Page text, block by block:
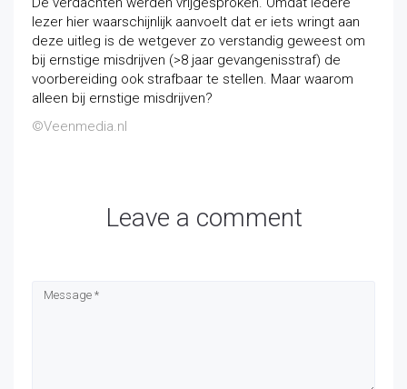
lezer hier waarschijnlijk aanvoelt dat er iets wringt aan
deze uitleg is de wetgever zo verstandig geweest om
bij ernstige misdrijven (>8 jaar gevangenisstraf) de
voorbereiding ook strafbaar te stellen. Maar waarom
alleen bij ernstige misdrijven?
©Veenmedia.nl
Leave a comment